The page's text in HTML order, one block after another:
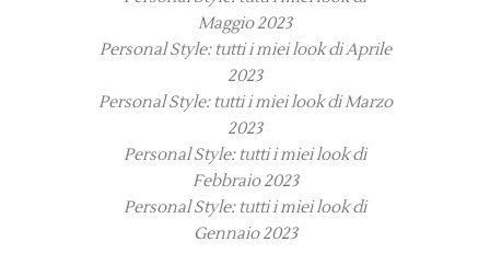
Maggio 2023
Personal Style: tutti i miei look di Aprile
2023
Personal Style: tutti i miei look di Marzo
2023
Personal Style: tutti i miei look di
Febbraio 2023
Personal Style: tutti i miei look di
Gennaio 2023